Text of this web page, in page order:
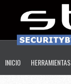
INICIO HERRAMIENTAS